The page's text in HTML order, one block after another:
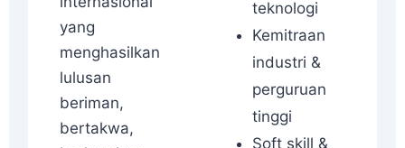
yang
menghasilkan
lulusan
beriman,
bertakwa,
teknologi
Kemitraan
industri &
perguruan
tinggi
Soft skill &